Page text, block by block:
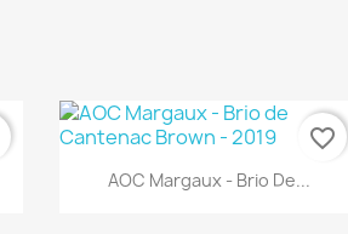
Aperçu rapide
AOC Margaux - Brio De...
favorite_border